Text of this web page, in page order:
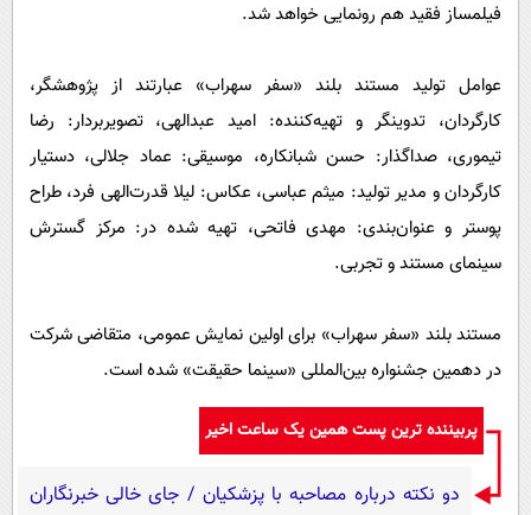
فیلمساز فقید هم رونمایی خواهد شد.
عوامل تولید مستند بلند «سفر سهراب» عبارتند از پژوهشگر،
کارگردان، تدوینگر و تهیه‌کننده: امید عبدالهی، تصویربردار: رضا
تیموری، صداگذار: حسن شبانکاره، موسیقی: عماد جلالی، دستیار
کارگردان و مدیر تولید: میثم عباسی، عکاس: لیلا قدرت‌الهی فرد، طراح
پوستر و عنوان‌بندی: مهدی فاتحی، تهیه شده در: مرکز گسترش
سینمای مستند و تجربی.
مستند بلند «سفر سهراب» برای اولین نمایش عمومی، متقاضی شرکت
در دهمین جشنواره بین‌المللی «سینما حقیقت» شده است.
پربیننده ترین پست همین یک ساعت اخیر
دو نکته درباره مصاحبه با پزشکیان / جای خالی خبرنگاران